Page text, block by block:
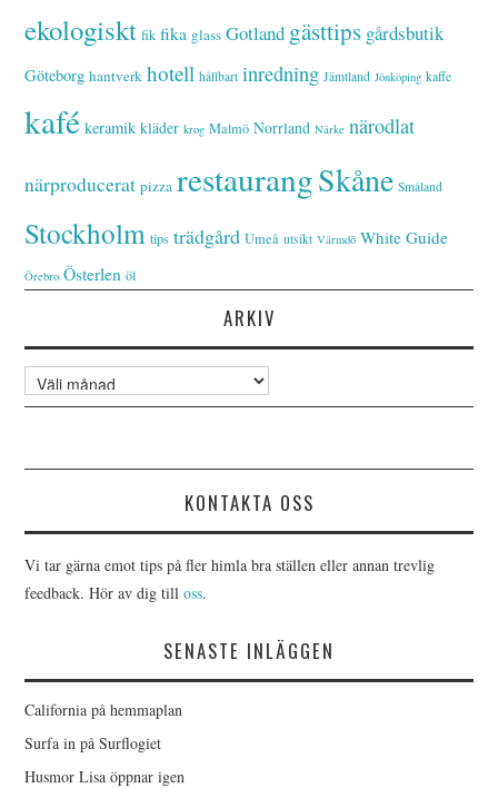
ekologiskt fik fika glass Gotland gästtips gårdsbutik
Göteborg hantverk hotell hållbart inredning Jämtland Jönköping kaffe
kafé keramik kläder krog Malmö Norrland Närke närodlat
närproducerat pizza restaurangSkåne Småland
Stockholm tips trädgård Umeå utsikt Värmdö White Guide
Örebro Österlen öl
ARKIV
Arkiv
KONTAKTA OSS
Vi tar gärna emot tips på fler himla bra ställen eller annan trevlig
feedback. Hör av dig tilloss.
SENASTE INLÄGGEN
California på hemmaplan
Surfa in på Surflogiet
Husmor Lisa öppnar igen